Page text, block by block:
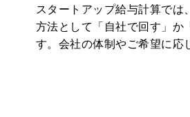
スタートアップ給与計算では
方法として「自社で回す」か
す。会社の体制やご希望に応